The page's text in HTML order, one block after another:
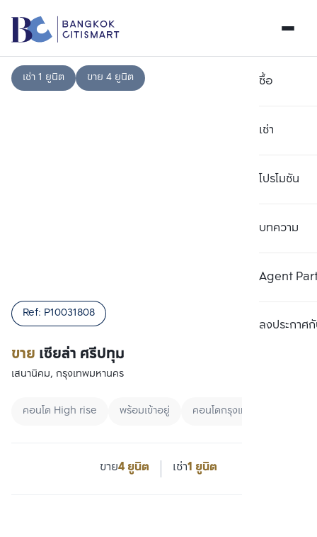
ซื้อ
เช่า
โปรโมชัน
บทความ
Agent
ลงประกาศกั
เช่า 1 ยูนิต ขาย 4 ยูนิต
ขาย เซียล่า ศรีปทุม
Ref: P10031808
เสนานิคม, กรุงเทพมหานคร
คอนโด High rise พร้อมเข้าอยู่ คอนโดกรุงเทพ
ขาย4 ยูนิต เช่า1 ยูนิต
เปรียบเทียบ